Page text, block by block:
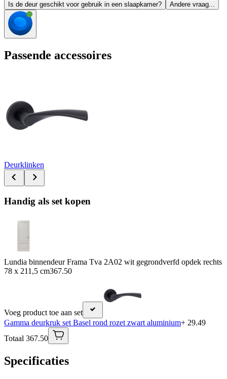
Is de deur geschikt voor gebruik in een slaapkamer?
Andere vraag...
Passende accessoires
Deurklinken
Handig als set kopen
Lundia binnendeur Frama Tva 2A02 wit gegrondverfd opdek rechts
78 x 211,5 cm367.50
Voeg product toe aan set
Gamma deurkruk set Basel rond rozet zwart aluminium+ 29.49
Totaal 367.50
Specificaties